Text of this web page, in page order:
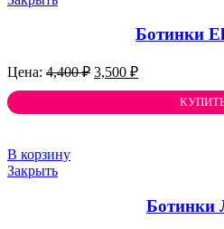
Ботинки
4,400₽ Первоначальная
3,500 ₽Текущая
3,500 ₽.
В корзину
Закрыть
Ботинки